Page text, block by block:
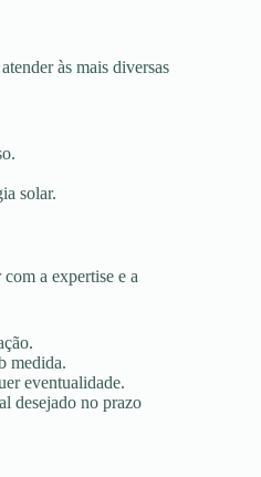
às mais diversas
solar.
a expertise e a
medida.
eventualidade.
desejado no prazo